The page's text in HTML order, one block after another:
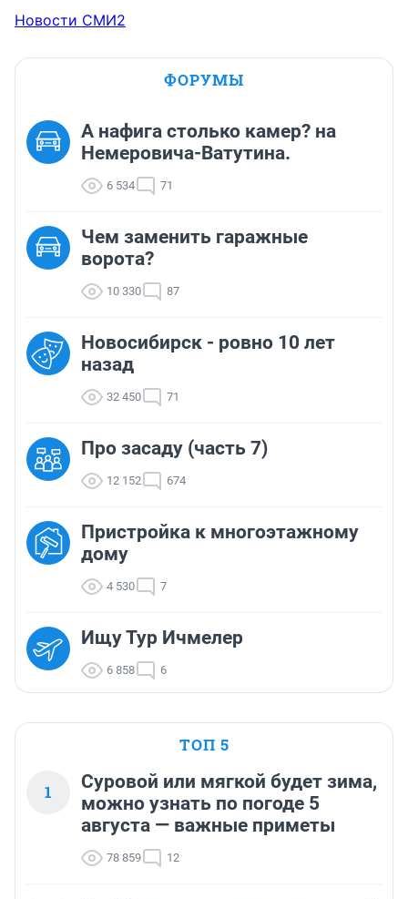
Новости СМИ2
ФОРУМЫ
А нафига столько камер? на
Немеровича-Ватутина.
6 534 71
Чем заменить гаражные
ворота?
10 330 87
Новосибирск - ровно 10 лет
назад
32 450 71
Про засаду (часть 7)
12 152 674
Пристройка к многоэтажному
дому
4 530 7
Ищу Тур Ичмелер
6 858 6
ТОП 5
1
Суровой или мягкой будет зима,
можно узнать по погоде 5
августа — важные приметы
78 859 12